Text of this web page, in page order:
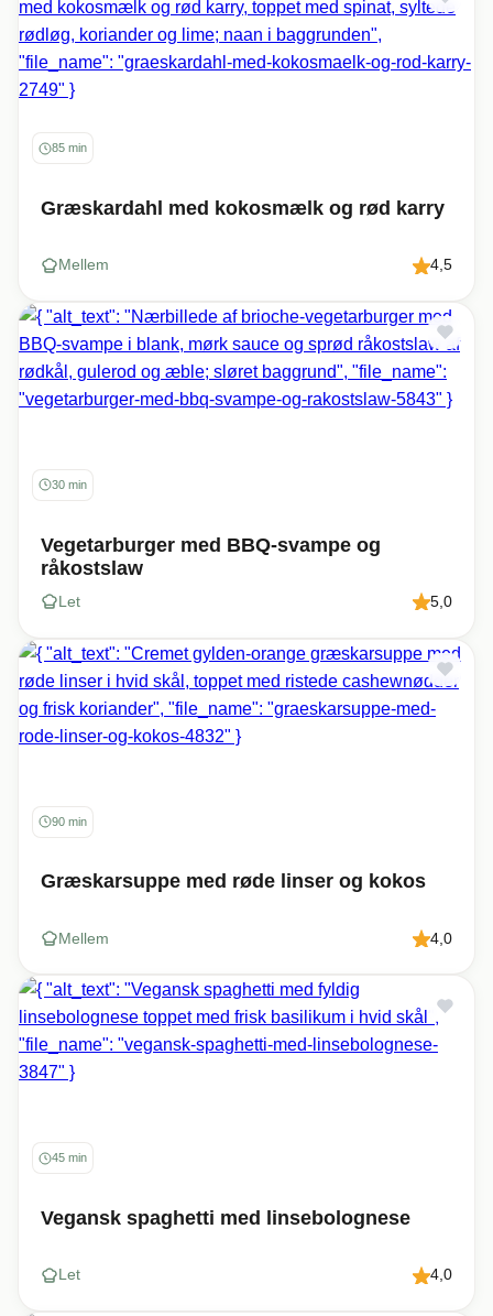
85 min
Græskardahl med kokosmælk og rød karry
Mellem 4,5
30 min
Vegetarburger med BBQ-svampe og
råkostslaw
Let 5,0
90 min
Græskarsuppe med røde linser og kokos
Mellem 4,0
45 min
Vegansk spaghetti med linsebolognese
Let 4,0